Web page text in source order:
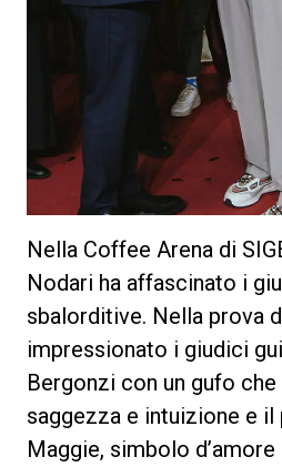
Nella Coffee Arena di
Nodari ha affascinato i
sbalorditive. Nella prova
impressionato i giudici
Bergonzi con un gufo
saggezza e intuizione e il
Maggie, simbolo